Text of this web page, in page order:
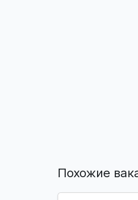
Похожие